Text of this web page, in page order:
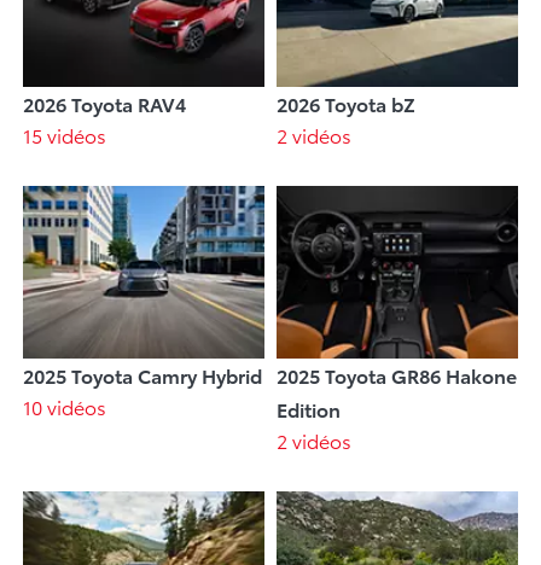
2026 Toyota RAV4
15 vidéos
2026 Toyota bZ
2 vidéos
2025 Toyota Camry Hybrid
10 vidéos
2025 Toyota GR86 Hakone
Edition
2 vidéos